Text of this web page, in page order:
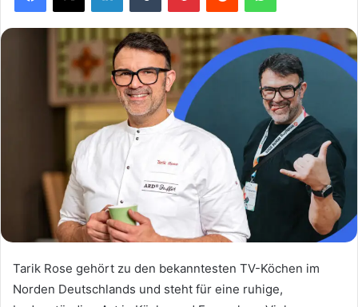
Tarik Rose gehört zu den bekanntesten TV-Köchen im
Norden Deutschlands und steht für eine ruhige,